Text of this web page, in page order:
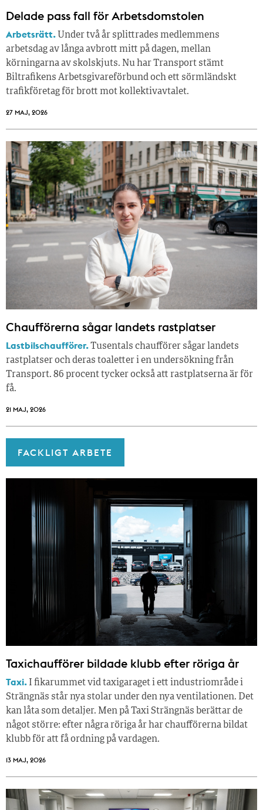
Delade pass fall för Arbetsdomstolen
Arbetsrätt. Under två år splittrades medlemmens
arbetsdag av långa avbrott mitt på dagen, mellan
körningarna av skolskjuts. Nu har Transport stämt
Biltrafikens Arbetsgivareförbund och ett sörmländskt
trafikföretag för brott mot kollektivavtalet.
27 MAJ, 2026
Chaufförerna sågar landets rastplatser
Lastbilschaufförer.Tusentals chaufförer sågar landets
rastplatser och deras toaletter i en undersökning från
Transport. 86 procent tycker också att rastplatserna är för
få.
21 MAJ, 2026
FACKLIGT ARBETE
Taxichaufförer bildade klubb efter röriga år
Taxi. I fikarummet vid taxigaraget i ett industriområde i
Strängnäs står nya stolar under den nya ventilationen. Det
kan låta som detaljer. Men på Taxi Strängnäs berättar de
något större: efter några röriga år har chaufförerna bildat
klubb för att få ordning på vardagen.
13 MAJ, 2026